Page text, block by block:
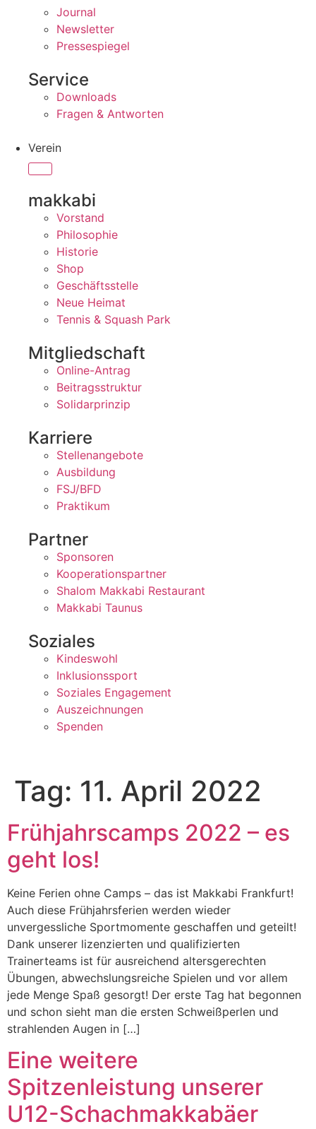
Journal
Newsletter
Pressespiegel
Service
Downloads
Fragen & Antworten
Verein
makkabi
Vorstand
Philosophie
Historie
Shop
Geschäftsstelle
Neue Heimat
Tennis & Squash Park
Mitgliedschaft
Online-Antrag
Beitragsstruktur
Solidarprinzip
Karriere
Stellenangebote
Ausbildung
FSJ/BFD
Praktikum
Partner
Sponsoren
Kooperationspartner
Shalom Makkabi Restaurant
Makkabi Taunus
Soziales
Kindeswohl
Inklusionssport
Soziales Engagement
Auszeichnungen
Spenden
Tag: 11. April 2022
Frühjahrscamps 2022 – es
geht los!
Keine Ferien ohne Camps – das ist Makkabi Frankfurt!
Auch diese Frühjahrsferien werden wieder
unvergessliche Sportmomente geschaffen und geteilt!
Dank unserer lizenzierten und qualifizierten
Trainerteams ist für ausreichend altersgerechten
Übungen, abwechslungsreiche Spielen und vor allem
jede Menge Spaß gesorgt! Der erste Tag hat begonnen
und schon sieht man die ersten Schweißperlen und
strahlenden Augen in […]
Eine weitere
Spitzenleistung unserer
U12-Schachmakkabäer